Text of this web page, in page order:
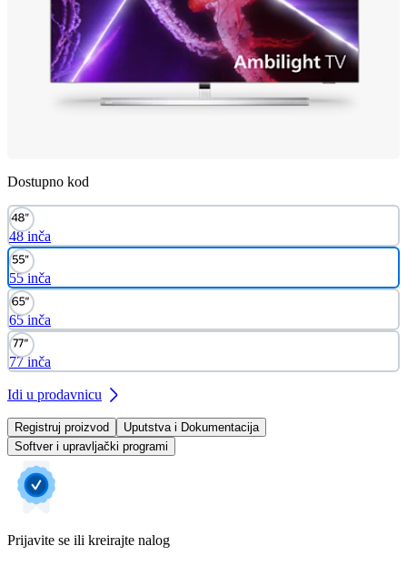
Dostupno kod
48 inča
55 inča
65 inča
77 inča
Idi u prodavnicu
Registruj proizvod
Uputstva i Dokumentacija
Softver i upravljački programi
Prijavite se ili kreirajte nalog